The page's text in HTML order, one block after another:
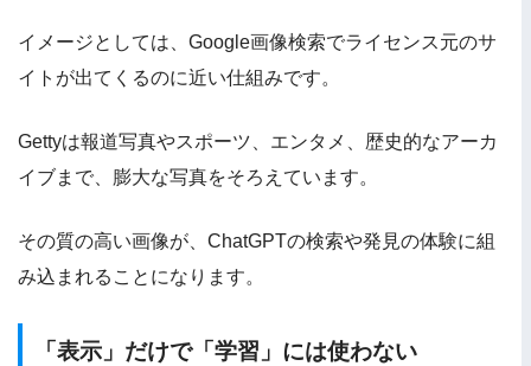
イメージとしては、Google画像検索でライセンス元のサ
イトが出てくるのに近い仕組みです。
Gettyは報道写真やスポーツ、エンタメ、歴史的なアーカ
イブまで、膨大な写真をそろえています。
その質の高い画像が、ChatGPTの検索や発見の体験に組
み込まれることになります。
「表示」だけで「学習」には使わない